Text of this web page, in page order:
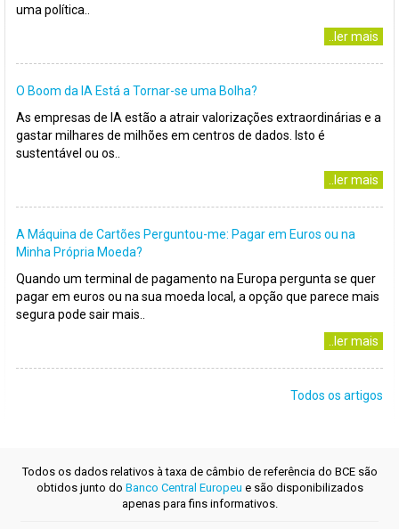
uma política..
..ler mais
O Boom da IA Está a Tornar-se uma Bolha?
As empresas de IA estão a atrair valorizações extraordinárias e a
gastar milhares de milhões em centros de dados. Isto é
sustentável ou os..
..ler mais
A Máquina de Cartões Perguntou-me: Pagar em Euros ou na
Minha Própria Moeda?
Quando um terminal de pagamento na Europa pergunta se quer
pagar em euros ou na sua moeda local, a opção que parece mais
segura pode sair mais..
..ler mais
Todos os artigos
Todos os dados relativos à taxa de câmbio de referência do BCE são
obtidos junto do Banco Central Europeu e são disponibilizados
apenas para fins informativos.